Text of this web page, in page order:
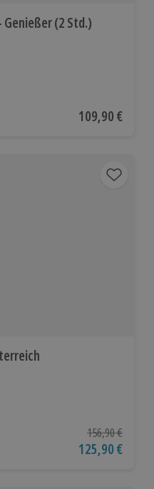
Genießer (2 Std.)
auf 11 Bewertungen
Aktueller Preis
109,90 €
auf 19 Bewertungen
Ursprünglicher
156,90 €
Aktueller Preis
125,90 €